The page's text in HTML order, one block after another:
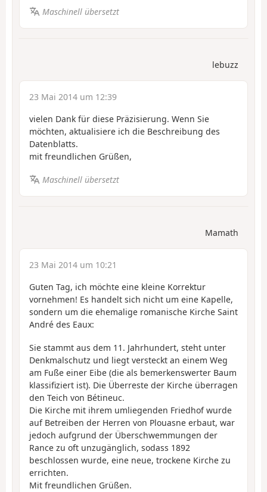
Maschinell übersetzt
lebuzz
23 Mai 2014 um 12:39
vielen Dank für diese Präzisierung. Wenn Sie
möchten, aktualisiere ich die Beschreibung des
Datenblatts.
mit freundlichen Grüßen,
Maschinell übersetzt
Mamath
23 Mai 2014 um 10:21
Guten Tag, ich möchte eine kleine Korrektur
vornehmen! Es handelt sich nicht um eine Kapelle,
sondern um die ehemalige romanische Kirche Saint
André des Eaux:
Sie stammt aus dem 11. Jahrhundert, steht unter
Denkmalschutz und liegt versteckt an einem Weg
am Fuße einer Eibe (die als bemerkenswerter Baum
klassifiziert ist). Die Überreste der Kirche überragen
den Teich von Bétineuc.
Die Kirche mit ihrem umliegenden Friedhof wurde
auf Betreiben der Herren von Plouasne erbaut, war
jedoch aufgrund der Überschwemmungen der
Rance zu oft unzugänglich, sodass 1892
beschlossen wurde, eine neue, trockene Kirche zu
errichten.
Mit freundlichen Grüßen.